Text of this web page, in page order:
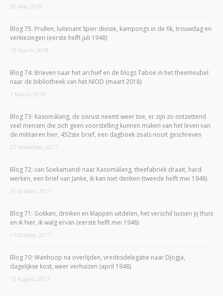
30 May, 2018
Blog 75: Prullen, luitenant Spier divisie, kampongs in de fik, trouwdag en
verkiezingen (eerste helft juli 1948)
13 March, 2018
Blog 74: Brieven naar het archief en de blogs Taboe in het theemeubel
naar de bibliotheek van het NIOD (maart 2018)
7 March, 2018
Blog 73: Kasomálang, de onrust neemt weer toe, er zijn zo ontzettend
veel mensen die zich geen voorstelling kunnen maken van het leven van
de militairen hier, 452ste brief, een dagboek zoals nooit geschreven
27 November, 2017
Blog 72: van Soekamandi naar Kasomálang, theefabriek draait, hard
werken, een brief van Janke, ik kan niet denken (tweede helft mei 1948)
31 October, 2017
Blog 71: Gokken, drinken en klappen uitdelen, het verschil tussen jij thuis
en ik hier, ik walg ervan (eerste helft mei 1948)
17 October, 2017
Blog 70: Wanhoop na overlijden, vredesdelegatie naar Djogja,
dagelijkse kost, weer verhuizen (april 1948)
15 August, 2017